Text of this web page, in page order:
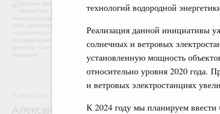
технологий водородной
Реализация данной инициативы
солнечных и ветровых
установленную мощность
относительно уровня 2020 года.
и ветровых электростанциях
К 2024 году мы планируем
достижения национальных целей
программы стандарта общественного
экономики. Также речь шла о проектах в
экологии. Отдельно обсуждались
ЕАЭС.
4 августа, вторник
Александр Новак встретился с